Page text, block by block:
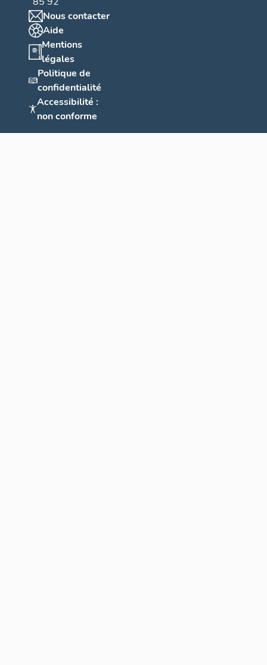
Nous contacter
Aide
Mentions
légales
Politique de
confidentialité
Accessibilité :
non conforme